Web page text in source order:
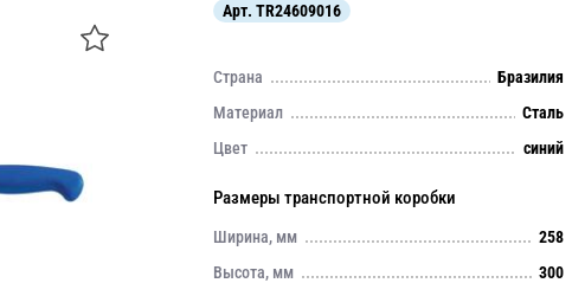
Арт. TR24609016
Страна
Бразилия
Материал
Сталь
Цвет
синий
Размеры транспортной коробки
Ширина, мм
258
Высота, мм
300